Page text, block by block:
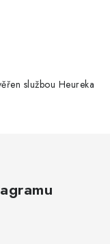
službou Heureka